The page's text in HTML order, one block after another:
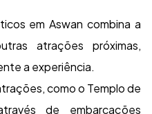
em Aswan combina a
atrações próximas,
a experiência.
como o Templo de
de embarcações